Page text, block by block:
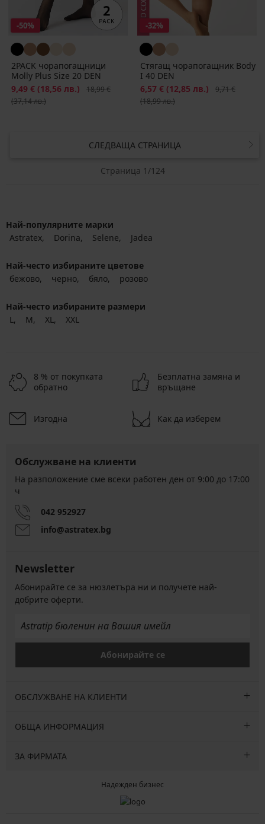
-50%
2PACK чорапогащници
Molly Plus Size 20 DEN
Намаление
9,49 € (18,56 лв.) Първоначална цена
18,99 €
(37,14 лв.)
-32%
Стягащ чорапогащник Body
I 40 DEN
Намаление
6,57 € (12,85 лв.)
9,71 €
(18,99 лв.)
СЛЕДВАЩА СТРАНИЦА
Страница 1/124
Най-популярните марки
Astratex
Dorina Selene Jadea
Най-често избираните цветове
бежово
черно бяло розово
Най-често избираните размери
L
M XL XXL
8 % от покупката
обратно
Безплатна замяна и
връщане
Изгодна Как да изберем
Обслужване на клиенти
На разположение сме всеки работен ден от 9:00 до 17:00
ч
042 952927
info@astratex.bg
Newsletter
Абонирайте се за нюзлетъра ни и получете най-
добрите оферти.
Абонирайте се
ОБСЛУЖВАНЕ НА КЛИЕНТИ
ОБЩА ИНФОРМАЦИЯ
ЗА ФИРМАТА
Надежден бизнес